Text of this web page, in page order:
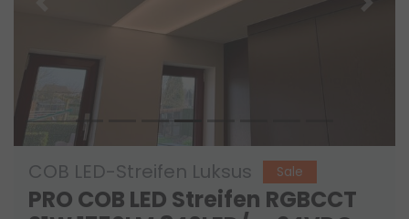
COB LED-Streifen Luksus Sale
PRO COB LED Streifen RGBCCT